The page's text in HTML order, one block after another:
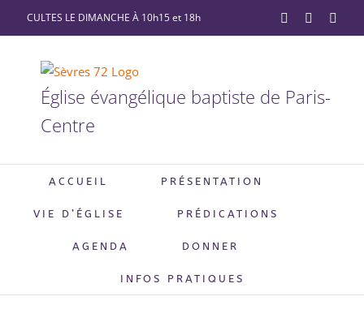
Passer
au
CULTES LE DIMANCHE À 10h15 et 18h YouTubeFacebook
Église évangélique baptiste de Paris-
Centre
ACCUEIL PRÉSENTATION
VIE D’ÉGLISE PRÉDICATIONS
AGENDA DONNER
INFOS PRATIQUES